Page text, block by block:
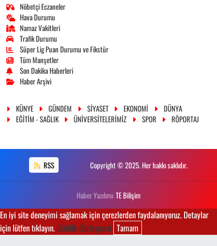
Nöbetçi Eczaneler
Hava Durumu
Namaz Vakitleri
Trafik Durumu
Süper Lig Puan Durumu ve Fikstür
Tüm Manşetler
Son Dakika Haberleri
Haber Arşivi
KÜNYE GÜNDEM SİYASET EKONOMİ
DÜNYA
EĞİTİM - SAĞLIK
ÜNİVERSİTELERİMİZ SPOR RÖPORTAJ
RSS Copyright © 2025. Her hakkı saklıdır.
Haber Yazılımı:TE Bilişim
En iyi site deneyimi sağlamak için çerezlerden faydalanıyoruz. Detaylar
için lütfen tıklayın.Gizlilik Sözleşmesi Tamam